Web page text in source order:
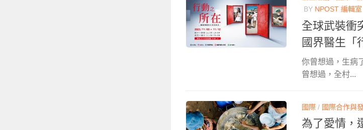
BY NPOST 編輯室
全球武裝衝
國界醫生「
你曾想過，生病
曾想過，全村...
國際 / 國際合作與
為了愛情，